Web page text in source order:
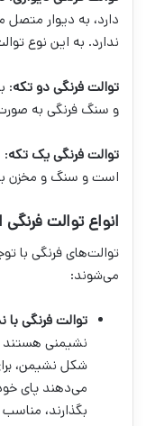
دارد، به دیوار
ندارد. به این نوع
توالت فرنگی دو تکه:
و سنگ فرنگی به
توالت فرنگی یک تکه:
است و سنگ و مخزن
انواعتوالت فرنگی
توالت‌های فرنگی با
می‌شوند:
توالت فرنگی
نشیمنی
شکل نشیمن،
می‌دهند پای
بگذارند،